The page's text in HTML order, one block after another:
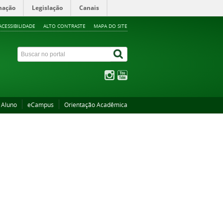
Legislação Canais
ALTO CONTRASTE MAPA DO SITE
eCampus Orientação Acadêmica